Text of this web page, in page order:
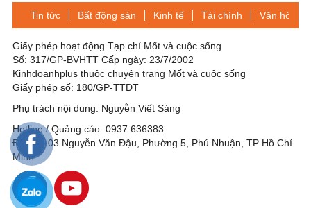
Tin tức
Bất động sản Kinh tế Tài chính Văn hóa-
Giấy phép hoạt động Tạp chí Mốt và cuộc sống
Số: 317/GP-BVHTT Cấp ngày: 23/7/2002
Kinhdoanhplus thuộc chuyên trang Mốt và cuộc sống
Giấy phép số: 180/GP-TTDT
Phụ trách nội dung: Nguyễn Viết Sáng
Hotline / Quảng cáo: 0937 636383
Địa chỉ: 03 Nguyễn Văn Đậu, Phường 5, Phú Nhuận, TP Hồ Chí
Minh